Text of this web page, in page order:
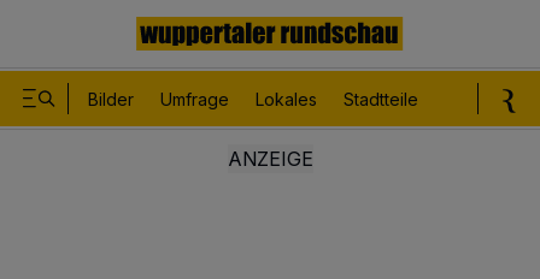
Bilder Umfrage Lokales Stadtteile